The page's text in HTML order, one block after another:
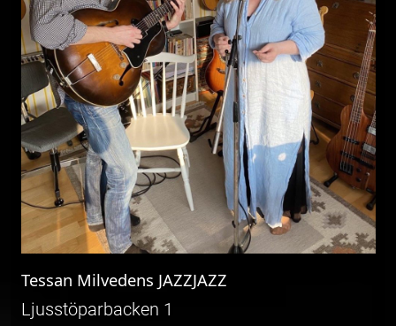
Tessan Milvedens JAZZJAZZ
Ljusstöparbacken 1